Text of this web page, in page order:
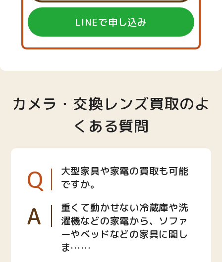
LINEで申し込み
カメラ・交換レンズ買取のよ
くある質問
Q
大型家具や家電の買取も可能
ですか。
A
重くて動かせない冷蔵庫や洗
濯機などの家電から、ソファ
ーやベッドなどの家具に関し
ま……